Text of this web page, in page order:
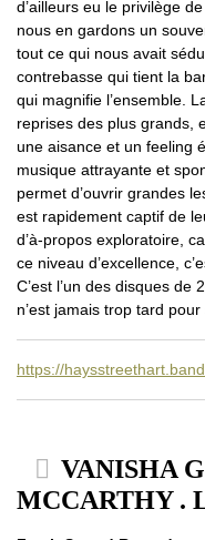
d’ailleurs eu le privilège
nous en gardons un
tout ce qui nous avait
contrebasse qui tient la
qui magnifie l’ensemble.
reprises des plus grands,
une aisance et un feeling
musique attrayante et
permet d’ouvrir grandes
est rapidement captif de
d’à-propos exploratoire,
ce niveau d’excellence,
C’est l’un des disques de
n’est jamais trop tard
https://
VANISHA
MCCARTHY .